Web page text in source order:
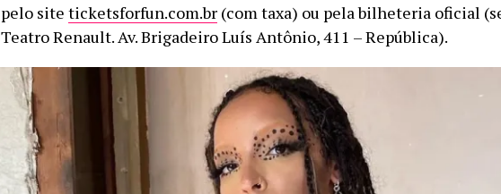
pelo site ticketsforfun.com.br (com taxa) ou pela bilheteria oficial
Teatro Renault. Av. Brigadeiro Luís Antônio, 411 – República).